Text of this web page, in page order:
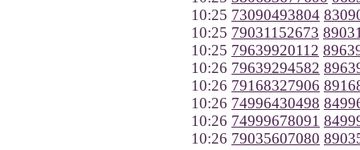
10:25 73090493804
10:25 79031152673
10:25 79639920112
10:26 79639294582
10:26 79168327906
10:26 74996430498
10:26 74999678091
10:26 79035607080